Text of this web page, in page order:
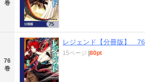
巻
76
巻
レジェンド【分冊版】 76
15ページ 80pt